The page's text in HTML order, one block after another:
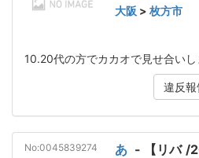
大阪 > 枚方市
10.20代の方でカカオで見せ合い
違反報
No:0045839274 あ - 【 リバ /